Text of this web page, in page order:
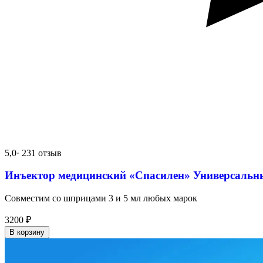
5,0· 231 отзыв
Инъектор медицинский «Спасилен»
Совместим со шприцами 3 и 5 мл любых марок
3200 ₽
В корзину